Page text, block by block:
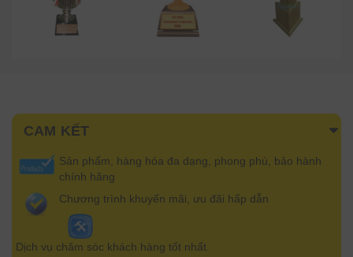
CAM KẾT
Sản phẩm, hàng hóa đa dạng, phong phú, bảo hành
chính hãng
Chương trình khuyến mãi, ưu đãi hấp dẫn
Dịch vụ chăm sóc khách hàng tốt nhất.